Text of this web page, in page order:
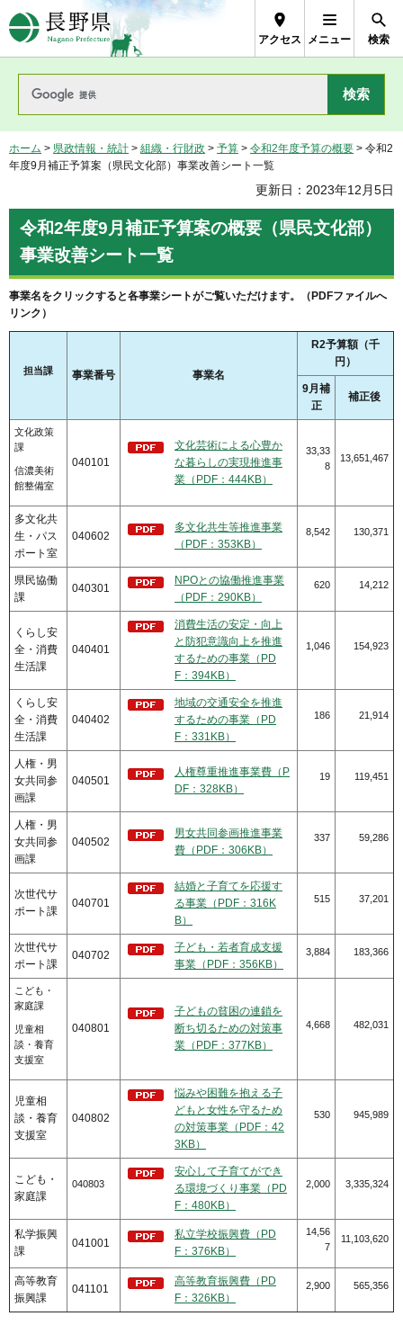
長野県Nagano Prefecture
アクセス メニュー 検索
ホーム > 県政情報・統計 > 組織・行財政 > 予算 > 令和2年度予算の概要 > 令和2
年度9月補正予算案（県民文化部）事業改善シート一覧
更新日：2023年12月5日
令和2年度9月補正予算案の概要（県民文化部）
事業改善シート一覧
事業名をクリックすると各事業シートがご覧いただけます。（PDFファイルへ
リンク）
担当課 事業番号 事業名
R2予算額（千
円）
9月補
正
補正後
文化政策
課
信濃美術
館整備室
040101
文化芸術による心豊か
な暮らしの実現推進事
業（PDF：444KB）
33,33
8
13,651,467
多文化共
生・パス
ポート室
040602
多文化共生等推進事業
（PDF：353KB）
8,542 130,371
県民協働
課
040301
NPOとの協働推進事業
（PDF：290KB）
620 14,212
くらし安
全・消費
生活課
040401
消費生活の安定・向上
と防犯意識向上を推進
するための事業（PD
F：394KB）
1,046 154,923
くらし安
全・消費
生活課
040402
地域の交通安全を推進
するための事業（PD
F：331KB）
186 21,914
人権・男
女共同参
画課
040501
人権尊重推進事業費（P
DF：328KB）
19 119,451
人権・男
女共同参
画課
040502
男女共同参画推進事業
費（PDF：306KB）
337 59,286
次世代サ
ポート課
040701
結婚と子育てを応援す
る事業（PDF：316K
B）
515 37,201
次世代サ
ポート課
040702
子ども・若者育成支援
事業（PDF：356KB）
3,884 183,366
こども・
家庭課
児童相
談・養育
支援室
040801
子どもの貧困の連鎖を
断ち切るための対策事
業（PDF：377KB）
4,668 482,031
児童相
談・養育
支援室
040802
悩みや困難を抱える子
どもと女性を守るため
の対策事業（PDF：42
3KB）
530 945,989
こども・
家庭課
040803
安心して子育てができ
る環境づくり事業（PD
F：480KB）
2,000 3,335,324
私学振興
課
041001
私立学校振興費（PD
F：376KB）
14,56
7
11,103,620
高等教育
振興課
041101
高等教育振興費（PD
F：326KB）
2,900 565,356